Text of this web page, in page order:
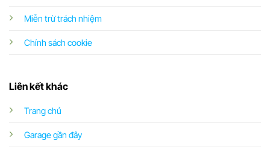
Miễn trừ trách nhiệm
Chính sách cookie
Liên kết khác
Trang chủ
Garage gần đây